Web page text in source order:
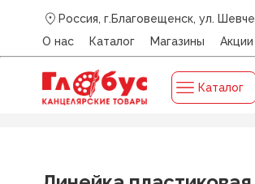
Россия, г.Благовещенск, ул.
О нас
Каталог Магазины Акции
Каталог
Главная /Каталог/ ЧЕРТЕЖНЫЕ